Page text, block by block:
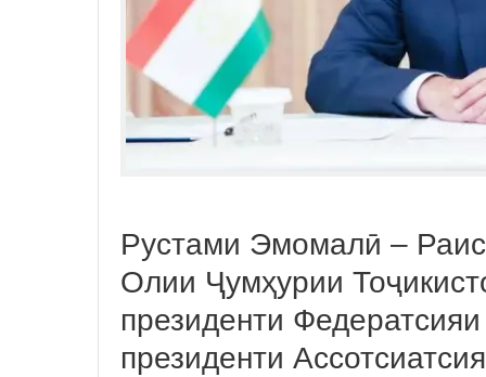
Рустами Эмомалӣ –
Олии Ҷумҳурии
президенти
президенти